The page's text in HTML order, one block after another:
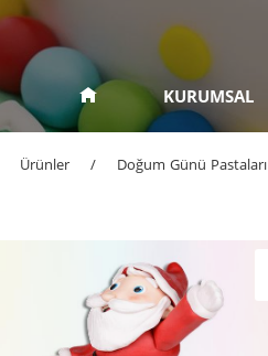
KURUMSAL
Ürünler / Doğum Günü Pastaları